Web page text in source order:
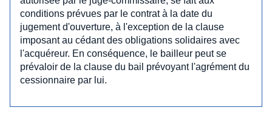
conditions prévues par le contrat à la date du
jugement d'ouverture, à l'exception de la clause
imposant au cédant des obligations solidaires avec
l'acquéreur. En conséquence, le bailleur peut se
prévaloir de la clause du bail prévoyant l'agrément du
cessionnaire par lui.